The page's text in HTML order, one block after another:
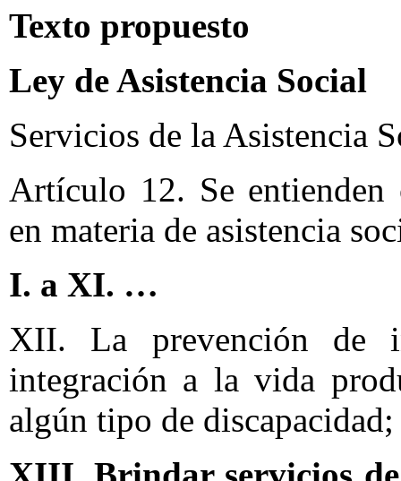
Texto propuesto
Ley de Asistencia Social
Servicios de la Asistencia
Artículo 12. Se entienden
en materia de asistencia
I. a XI. …
XII. La prevención de
integración a la vida
algún tipo de discapacidad;